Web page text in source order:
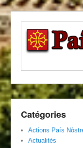
Catégories
Actions País
Actualités